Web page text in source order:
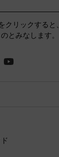
リックすると、
とみなします。